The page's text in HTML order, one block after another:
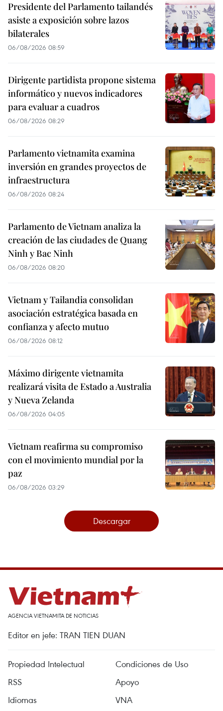
Presidente del Parlamento tailandés
asiste a exposición sobre lazos
bilaterales
06/08/2026 08:59
Dirigente partidista propone sistema
informático y nuevos indicadores
para evaluar a cuadros
06/08/2026 08:29
Parlamento vietnamita examina
inversión en grandes proyectos de
infraestructura
06/08/2026 08:24
Parlamento de Vietnam analiza la
creación de las ciudades de Quang
Ninh y Bac Ninh
06/08/2026 08:20
Vietnam y Tailandia consolidan
asociación estratégica basada en
confianza y afecto mutuo
06/08/2026 08:12
Máximo dirigente vietnamita
realizará visita de Estado a Australia
y Nueva Zelanda
06/08/2026 04:05
Vietnam reafirma su compromiso
con el movimiento mundial por la
paz
06/08/2026 03:29
Descargar
AGENCIA VIETNAMITA DE NOTICIAS
Editor en jefe: TRAN TIEN DUAN
Propiedad Intelectual
Condiciones de Uso
RSS
Apoyo
Idiomas
VNA